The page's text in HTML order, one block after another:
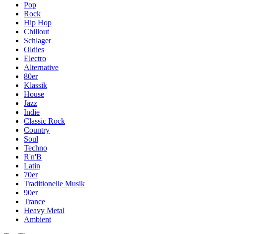
Pop
Rock
Hip Hop
Chillout
Schlager
Oldies
Electro
Alternative
80er
Klassik
House
Jazz
Indie
Classic Rock
Country
Soul
Techno
R'n'B
Latin
70er
Traditionelle Musik
90er
Trance
Heavy Metal
Ambient